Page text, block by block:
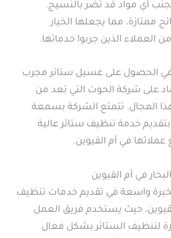
أي مواد قد تضر بالنسيج.
ممتازة، مما يجعلها الخيار
العملاء الذين جربوا خدماتها.
في الحصول على غسيل ستائر مجرب
على شركة الحوت التي تعد من
المجال. تتمتع الشركة بسمعة
خدمة تنظيف ستائر عالية
في أم القيوين.
في أم القيوين
واسعة في تقديم خدمات تنظيف
حيث يستخدم فريق العمل
لتنظيف الستائر بشكل فعال